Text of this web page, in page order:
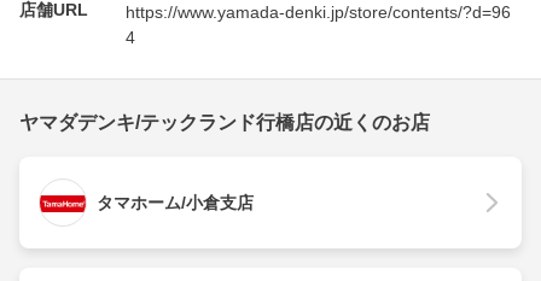
店舗URL
https://www.yamada-denki.jp/store/contents/?d=96
4
ヤマダデンキ/テックランド行橋店の近くのお店
タマホーム/小倉支店